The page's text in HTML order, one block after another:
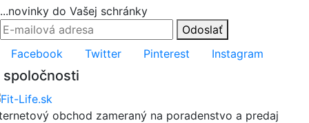
...novinky do Vašej schránky
Odoslať
Facebook
Twitter Pinterest Instagram
spoločnosti
obchod zameraný na poradenstvo a predaj